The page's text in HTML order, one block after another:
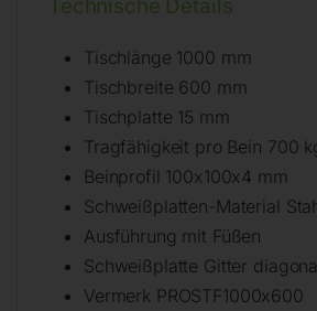
Technische Details
Tischlänge 1000 mm
Tischbreite 600 mm
Tischplatte 15 mm
Tragfähigkeit pro Bein 700
Beinprofil 100x100x4 mm
Schweißplatten-Material
Ausführung mit Füßen
Schweißplatte Gitter
Vermerk PROSTF1000x600